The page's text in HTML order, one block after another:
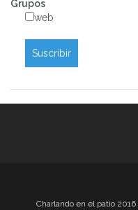
Grupos
web
Charlando en el patio